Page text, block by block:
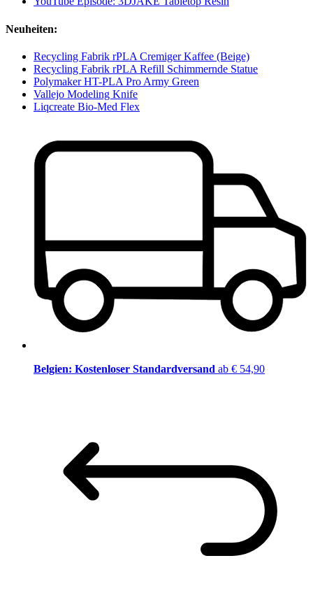
Neuheiten:
Recycling Fabrik rPLA Cremiger Kaffee (Beige)
Recycling Fabrik rPLA Refill Schimmernde Statue
Polymaker HT-PLA Pro Army Green
Vallejo Modeling Knife
Liqcreate Bio-Med Flex
Belgien: Kostenloser Standardversand ab € 54,90